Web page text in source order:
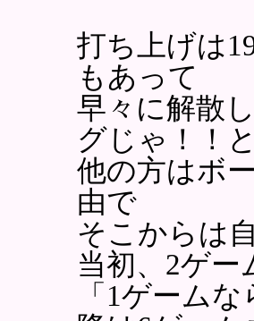
打ち上げは
もあって
早々に解散
グじゃ！！
他の方はボ
由で
そこからは
当初、2ゲ
「1ゲーム